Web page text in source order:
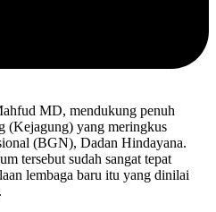
MD, mendukung penuh
(Kejagung) yang meringkus
(BGN), Dadan Hindayana.
tersebut sudah sangat tepat
lembaga baru itu yang dinilai